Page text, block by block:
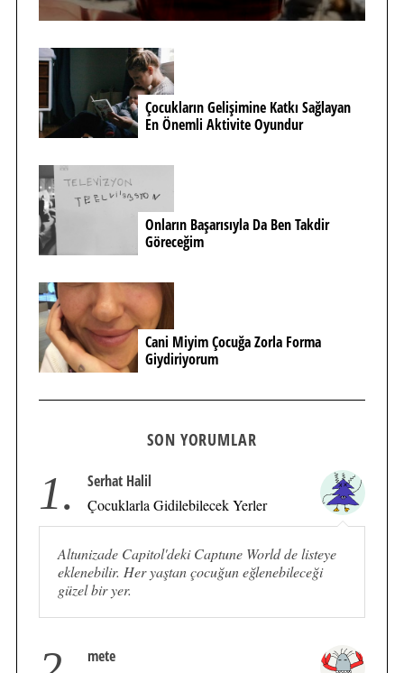
Çocukların Gelişimine Katkı Sağlayan
En Önemli Aktivite Oyundur
Onların Başarısıyla Da Ben Takdir
Göreceğim
Cani Miyim Çocuğa Zorla Forma
Giydiriyorum
SON YORUMLAR
1. Serhat Halil
Çocuklarla Gidilebilecek Yerler
Altunizade Capitol'deki Captune World de listeye
eklenebilir. Her yaştan çocuğun eğlenebileceği
güzel bir yer.
mete